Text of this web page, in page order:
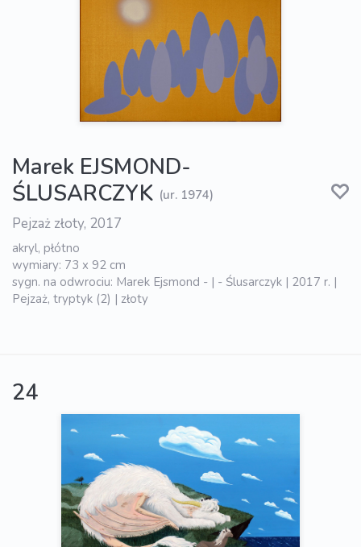
Marek EJSMOND-
ŚLUSARCZYK (ur. 1974)
Pejzaż złoty, 2017
akryl, płótno
wymiary: 73 x 92 cm
sygn. na odwrociu: Marek Ejsmond - | - Ślusarczyk | 2017 r. |
Pejzaż, tryptyk (2) | złoty
24